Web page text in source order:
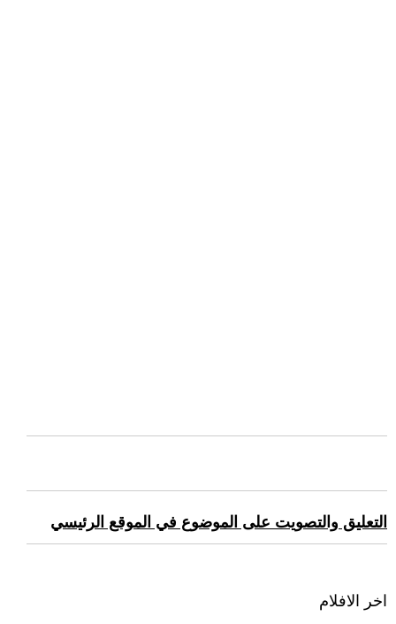
التعليق والتصويت على الموضوع في الموقع الرئيسي
اخر الافلام